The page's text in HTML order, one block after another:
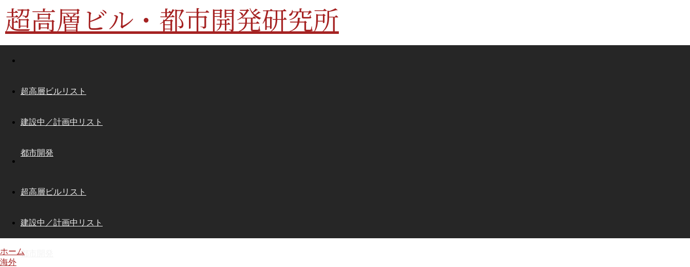
超高層ビル・都市開発研究所
超高層ビルリスト
建設中／計画中リスト
都市開発
超高層ビルリスト
建設中／計画中リスト
都市開発
ホーム
海外